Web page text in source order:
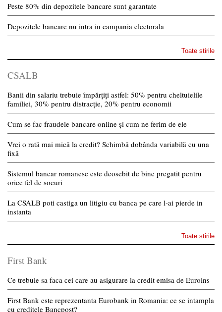
Peste 80% din depozitele bancare sunt garantate
Depozitele bancare nu intra in campania electorala
Toate stirile
CSALB
Banii din salariu trebuie împărțiți astfel: 50% pentru cheltuielile
familiei, 30% pentru distracție, 20% pentru economii
Cum se fac fraudele bancare online și cum ne ferim de ele
Vrei o rată mai mică la credit? Schimbă dobânda variabilă cu una
fixă
Sistemul bancar romanesc este deosebit de bine pregatit pentru
orice fel de socuri
La CSALB poti castiga un litigiu cu banca pe care l-ai pierde in
instanta
Toate stirile
First Bank
Ce trebuie sa faca cei care au asigurare la credit emisa de Euroins
First Bank este reprezentanta Eurobank in Romania: ce se intampla
cu creditele Bancpost?